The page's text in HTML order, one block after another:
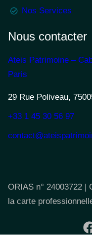
Nos Services
Nous contacter
Ateis Patrimoine –
Paris
29 Rue Poliveau,
+33 1 45 30 56 97
ORIAS n° 24003722 |
la carte